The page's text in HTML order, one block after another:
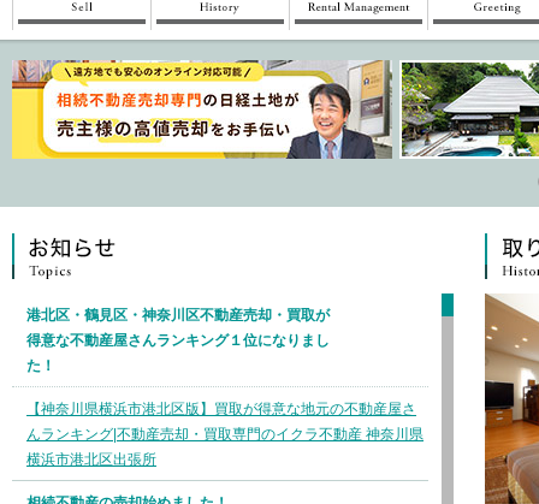
港北区・鶴見区・神奈川区不動産売却・買取が
得意な不動産屋さんランキング１位になりまし
た！
【神奈川県横浜市港北区版】買取が得意な地元の不動産屋さ
んランキング|不動産売却・買取専門のイクラ不動産 神奈川県
横浜市港北区出張所